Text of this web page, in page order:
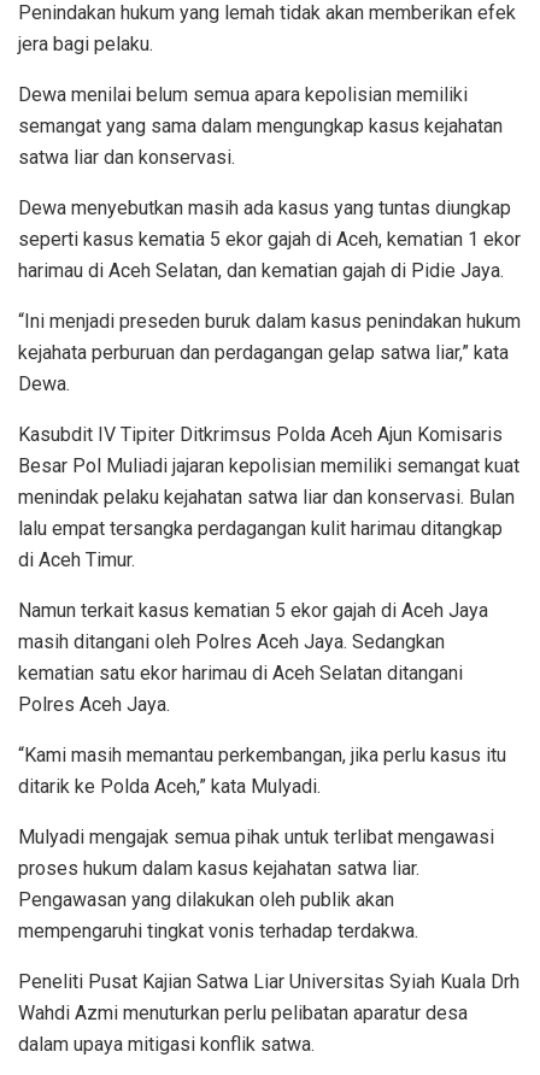
Penindakan hukum yang lemah tidak akan memberikan efek
jera bagi pelaku.
Dewa menilai belum semua apara kepolisian memiliki
semangat yang sama dalam mengungkap kasus kejahatan
satwa liar dan konservasi.
Dewa menyebutkan masih ada kasus yang tuntas diungkap
seperti kasus kematia 5 ekor gajah di Aceh, kematian 1 ekor
harimau di Aceh Selatan, dan kematian gajah di Pidie Jaya.
“Ini menjadi preseden buruk dalam kasus penindakan hukum
kejahata perburuan dan perdagangan gelap satwa liar,” kata
Dewa.
Kasubdit IV Tipiter Ditkrimsus Polda Aceh Ajun Komisaris
Besar Pol Muliadi jajaran kepolisian memiliki semangat kuat
menindak pelaku kejahatan satwa liar dan konservasi. Bulan
lalu empat tersangka perdagangan kulit harimau ditangkap
di Aceh Timur.
Namun terkait kasus kematian 5 ekor gajah di Aceh Jaya
masih ditangani oleh Polres Aceh Jaya. Sedangkan
kematian satu ekor harimau di Aceh Selatan ditangani
Polres Aceh Jaya.
“Kami masih memantau perkembangan, jika perlu kasus itu
ditarik ke Polda Aceh,” kata Mulyadi.
Mulyadi mengajak semua pihak untuk terlibat mengawasi
proses hukum dalam kasus kejahatan satwa liar.
Pengawasan yang dilakukan oleh publik akan
mempengaruhi tingkat vonis terhadap terdakwa.
Peneliti Pusat Kajian Satwa Liar Universitas Syiah Kuala Drh
Wahdi Azmi menuturkan perlu pelibatan aparatur desa
dalam upaya mitigasi konflik satwa.